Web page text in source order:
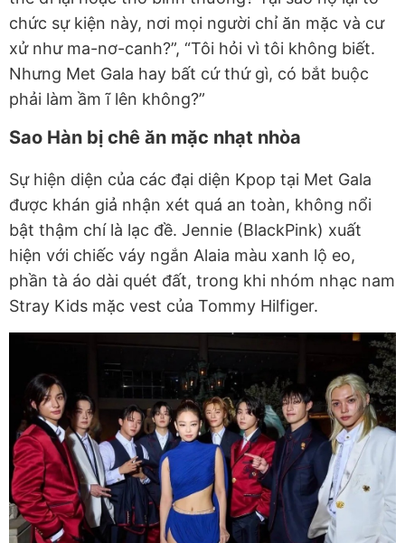
chức sự kiện này, nơi mọi người chỉ ăn mặc và cư
xử như ma-nơ-canh?”, “Tôi hỏi vì tôi không biết.
Nhưng Met Gala hay bất cứ thứ gì, có bắt buộc
phải làm ầm ĩ lên không?”
Sao Hàn bị chê ăn mặc nhạt nhòa
Sự hiện diện của các đại diện Kpop tại Met Gala
được khán giả nhận xét quá an toàn, không nổi
bật thậm chí là lạc đề. Jennie (BlackPink) xuất
hiện với chiếc váy ngắn Alaia màu xanh lộ eo,
phần tà áo dài quét đất, trong khi nhóm nhạc nam
Stray Kids mặc vest của Tommy Hilfiger.